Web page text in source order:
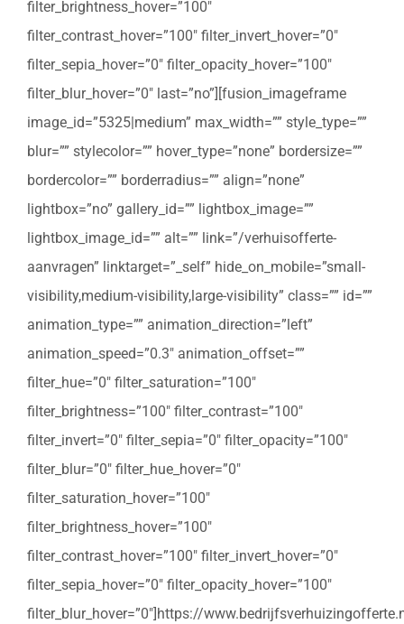
filter_brightness_hover=”100″
filter_contrast_hover=”100″ filter_invert_hover=”0″
filter_sepia_hover=”0″ filter_opacity_hover=”100″
filter_blur_hover=”0″ last=”no”][fusion_imageframe
image_id=”5325|medium” max_width=”” style_type=””
blur=”” stylecolor=”” hover_type=”none” bordersize=””
bordercolor=”” borderradius=”” align=”none”
lightbox=”no” gallery_id=”” lightbox_image=””
lightbox_image_id=”” alt=”” link=”/verhuisofferte-
aanvragen” linktarget=”_self” hide_on_mobile=”small-
visibility,medium-visibility,large-visibility” class=”” id=””
animation_type=”” animation_direction=”left”
animation_speed=”0.3″ animation_offset=””
filter_hue=”0″ filter_saturation=”100″
filter_brightness=”100″ filter_contrast=”100″
filter_invert=”0″ filter_sepia=”0″ filter_opacity=”100″
filter_blur=”0″ filter_hue_hover=”0″
filter_saturation_hover=”100″
filter_brightness_hover=”100″
filter_contrast_hover=”100″ filter_invert_hover=”0″
filter_sepia_hover=”0″ filter_opacity_hover=”100″
filter_blur_hover=”0″]https://